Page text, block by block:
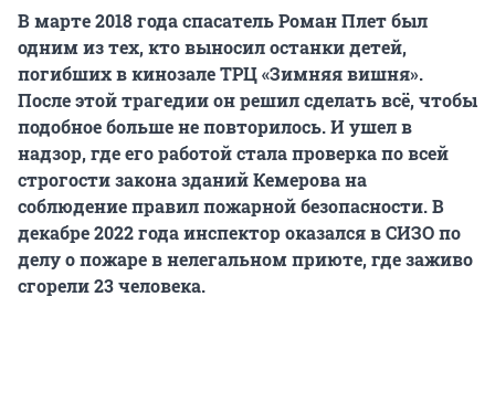
В марте 2018 года спасатель Роман Плет был
одним из тех, кто выносил останки детей,
погибших в кинозале ТРЦ «Зимняя вишня».
После этой трагедии он решил сделать всё, чтобы
подобное больше не повторилось. И ушел в
надзор, где его работой стала проверка по всей
строгости закона зданий Кемерова на
соблюдение правил пожарной безопасности. В
декабре 2022 года инспектор оказался в СИЗО по
делу о пожаре в нелегальном приюте, где заживо
сгорели23 человека.